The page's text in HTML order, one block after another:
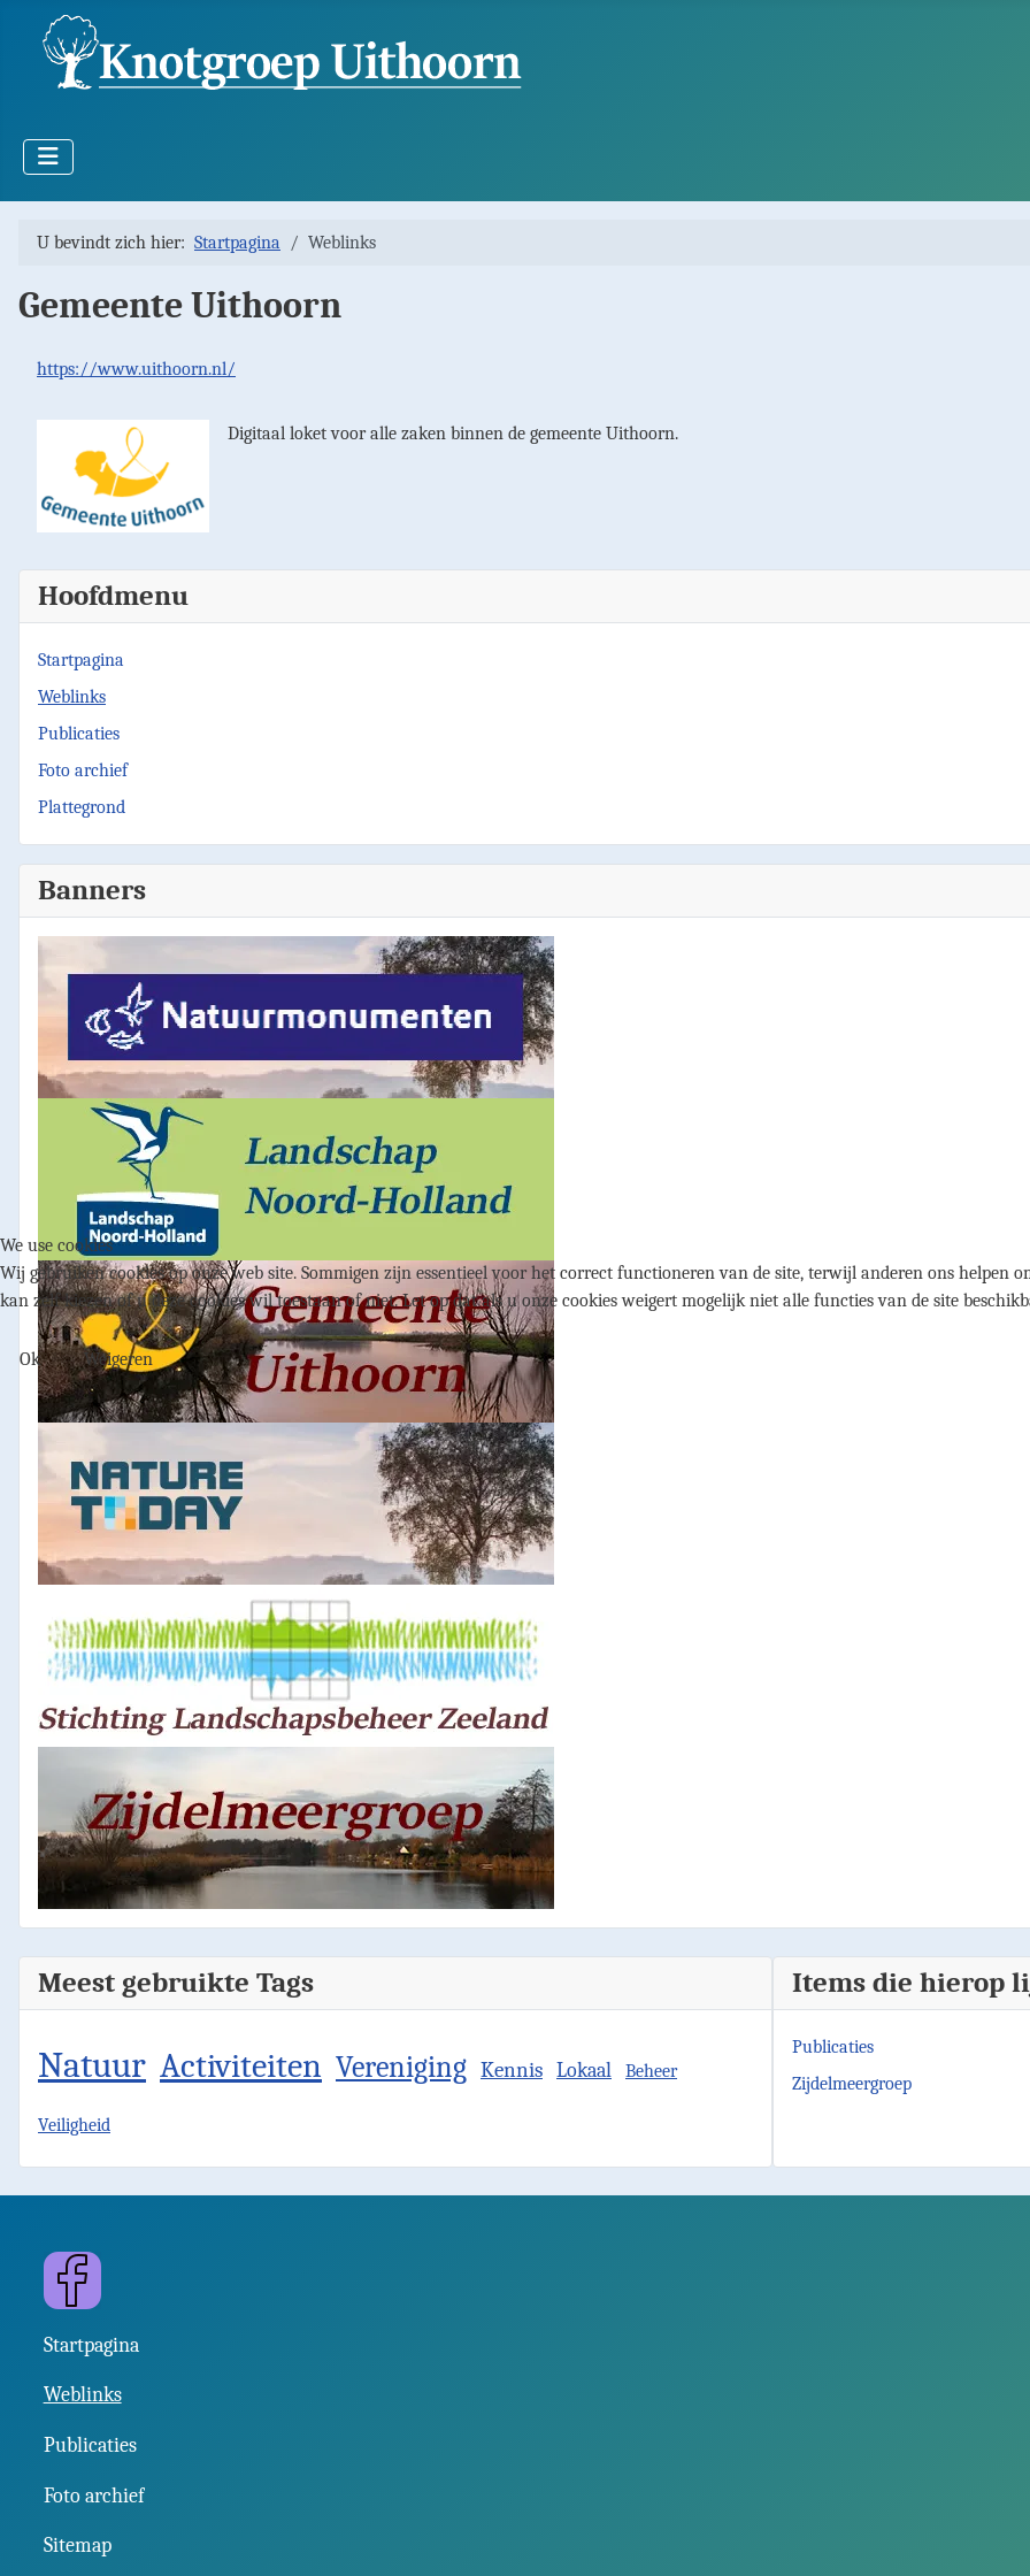
U bevindt zich hier: Startpagina Weblinks
Gemeente Uithoorn
https://www.uithoorn.nl/
Digitaal loket voor alle zaken binnen de gemeente Uithoorn.
Hoofdmenu
Startpagina
Weblinks
Publicaties
Foto archief
Plattegrond
Banners
Meest gebruikte Tags
Natuur Activiteiten Vereniging Kennis Lokaal Beheer
Veiligheid
Items die hierop
Publicaties
Zijdelmeergroep
Facebook
Startpagina
Weblinks
Publicaties
Foto archief
Sitemap
We use cookies
Wij gebruiken cookies op onze web site. Sommigen zijn essentieel voor het correct functioneren van de site, terwijl anderen ons helpen
kan zelf kiezen of u deze cookies wil toestaan of niet. Let op dat als u onze cookies weigert mogelijk niet alle functies van de site
Ok Weigeren